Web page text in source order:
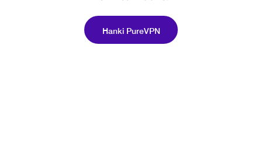
Hanki PureVPN